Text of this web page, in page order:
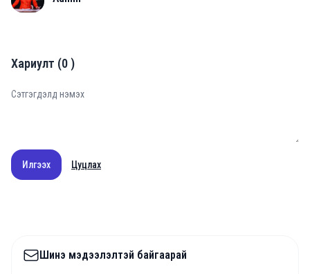
Хариулт (0)
Илгээх Цуцлах
Шинэ мэдээлэлтэй байгаарай